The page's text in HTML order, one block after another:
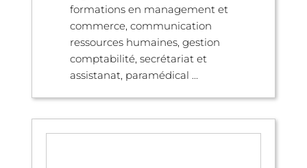
formations en management et
commerce, communication
ressources humaines, gestion
comptabilité, secrétariat et
assistanat, paramédical ...